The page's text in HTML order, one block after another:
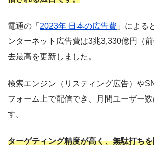
電通の「 2023年 日本の広告費 」による
ンターネット広告費は3兆3,330億円（
去最高を更新しました。
検索エンジン（リスティング広告）や
フォーム上で配信でき、月間ユーザー
す。
ターゲティング精度が高く、無駄打ち